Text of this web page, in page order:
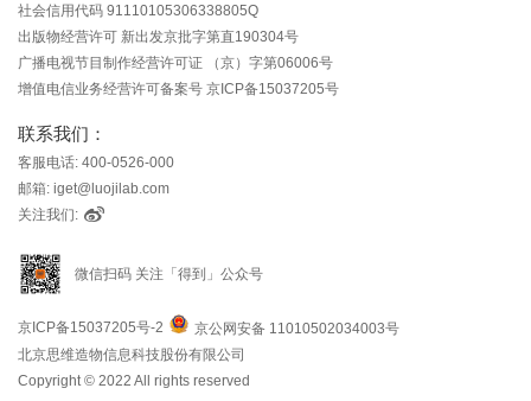
社会信用代码 91110105306338805Q
出版物经营许可 新出发京批字第直190304号
广播电视节目制作经营许可证 （京）字第06006号
增值电信业务经营许可备案号 京ICP备15037205号
联系我们：
客服电话: 400-0526-000
邮箱: iget@luojilab.com
关注我们:
微信扫码 关注「得到」公众号
京ICP备15037205号-2
京公网安备 11010502034003号
北京思维造物信息科技股份有限公司
Copyright © 2022 All rights reserved